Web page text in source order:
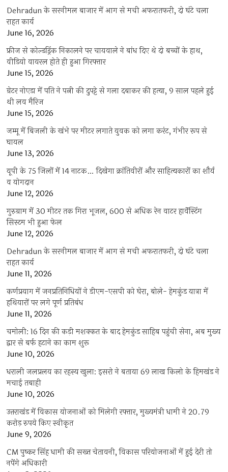
Dehradun के सरनीमल बाजार में आग से मची अफरातफरी, दो घंटे चला
राहत कार्य
June 16, 2026
फ्रीज से कोल्डड्रिंक निकालने पर चायवाले ने बांध दिए थे दो बच्चों के हाथ,
वीडियो वायरल होते ही हुआ गिरफ्तार
June 15, 2026
ग्रेटर नोएडा में पति ने पत्नी की दुपट्टे से गला दबाकर की हत्या, 9 साल पहले हुई
थी लव मैरिज
June 15, 2026
जम्मू में बिजली के खंभे पर मीटर लगाते युवक को लगा करंट, गंभीर रूप से
घायल
June 13, 2026
यूपी के 75 जिलों में 14 नाटक… दिखेगा क्रांतिवीरों और साहित्यकारों का शौर्य
व योगदान
June 12, 2026
गुरुग्राम में 30 मीटर तक गिरा भूजल, 600 से अधिक रेन वाटर हार्वेस्टिंग
सिस्टम भी हुआ फेल
June 12, 2026
Dehradun के सरनीमल बाजार में आग से मची अफरातफरी, दो घंटे चला
राहत कार्य
June 11, 2026
कर्णप्रयाग में जनप्रतिनिधियों ने डीएम-एसपी को घेरा, बोले- हेमकुंड यात्रा में
हथियारों पर लगे पूर्ण प्रतिबंध
June 11, 2026
चमोली: 16 दिन की कड़ी मशक्कत के बाद हेमकुंड साहिब पहुंची सेना, अब मुख्य
द्वार से बर्फ हटाने का काम शुरू
June 10, 2026
धराली जलप्रलय का रहस्य खुला: इसरो ने बताया 69 लाख किलो के हिमखंड ने
मचाई तबाही
June 10, 2026
उत्तराखंड में विकास योजनाओं को मिलेगी रफ्तार, मुख्यमंत्री धामी ने 20.79
करोड़ रुपये किए स्वीकृत
June 9, 2026
CM पुष्कर सिंह धामी की सख्त चेतावनी, विकास परियोजनाओं में हुई देरी तो
नपेंगे अधिकारी